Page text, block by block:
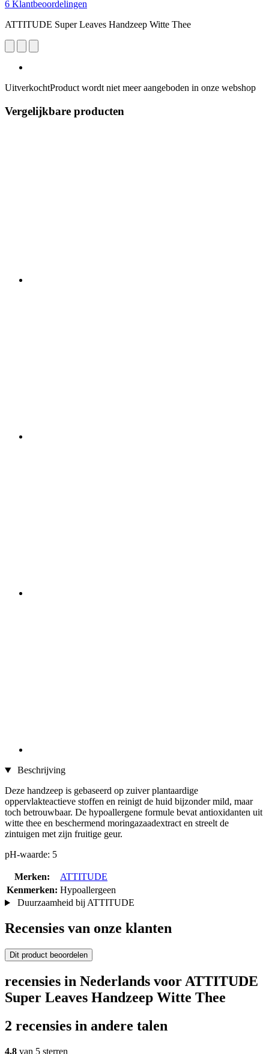
6 Klantbeoordelingen
ATTITUDE Super Leaves Handzeep Witte Thee
UitverkochtProduct wordt niet meer aangeboden in onze webshop
Vergelijkbare producten
Beschrijving
Deze handzeep is gebaseerd op zuiver plantaardige
oppervlakteactieve stoffen en reinigt de huid bijzonder mild, maar
toch betrouwbaar. De hypoallergene formule bevat antioxidanten uit
witte thee en beschermend moringazaadextract en streelt de
zintuigen met zijn fruitige geur.
pH-waarde: 5
Merken:
ATTITUDE
Kenmerken: Hypoallergeen
Duurzaamheid bij ATTITUDE
Recensies van onze klanten
Dit product beoordelen
recensies in Nederlands voor ATTITUDE
Super Leaves Handzeep Witte Thee
2 recensies in andere talen
4,8 van 5 sterren